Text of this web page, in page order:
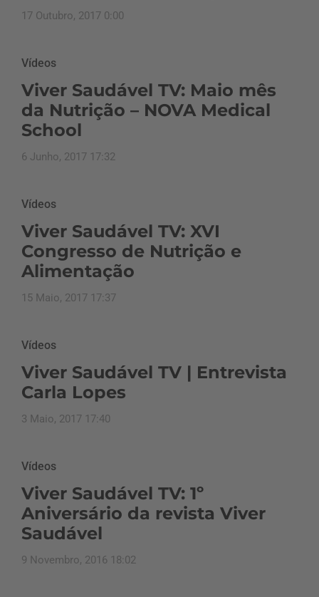
17 Outubro, 2017 0:00
Vídeos
Viver Saudável TV: Maio mês
da Nutrição – NOVA Medical
School
6 Junho, 2017 17:32
Vídeos
Viver Saudável TV: XVI
Congresso de Nutrição e
Alimentação
15 Maio, 2017 17:37
Vídeos
Viver Saudável TV | Entrevista
Carla Lopes
3 Maio, 2017 17:40
Vídeos
Viver Saudável TV: 1º
Aniversário da revista Viver
Saudável
9 Novembro, 2016 18:02